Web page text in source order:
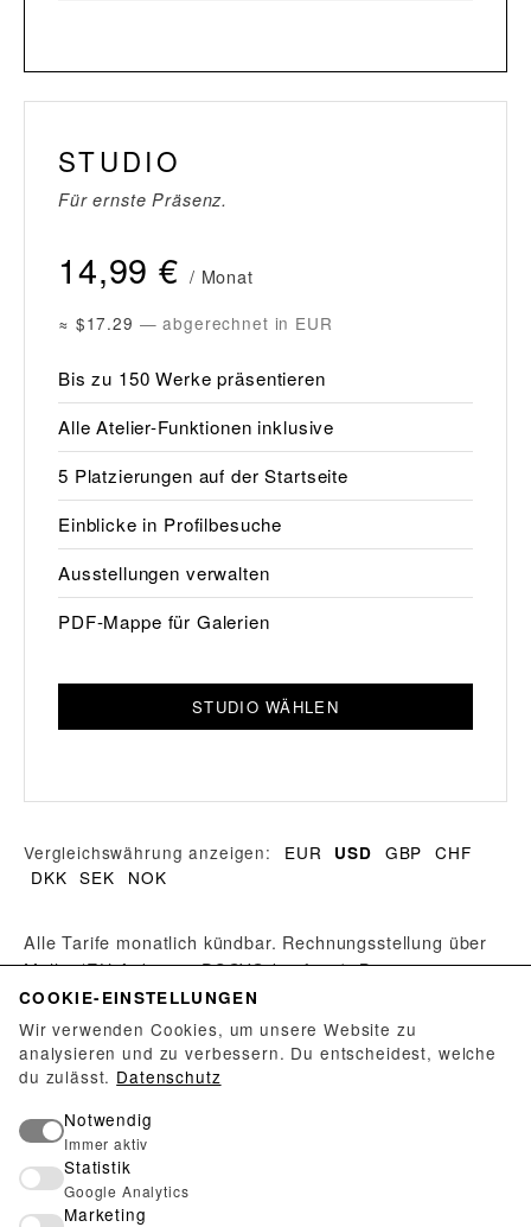
STUDIO
Für ernste Präsenz.
14,99 € / Monat
≈ $17.29 — abgerechnet in EUR
Bis zu 150 Werke präsentieren
Alle Atelier-Funktionen inklusive
5 Platzierungen auf der Startseite
Einblicke in Profilbesuche
Ausstellungen verwalten
PDF-Mappe für Galerien
STUDIO WÄHLEN
Vergleichswährung anzeigen: EUR USD GBP
CHF
DKK SEK NOK
Alle Tarife monatlich kündbar. Rechnungsstellung über
Mollie (EU-Anbieter, DSGVO-konform). Beim
Tarifwechsel wird die Restlaufzeit des bezahlten
Zeitraums an die neue Periode angehängt — bezahlte
Tage gehen nicht verloren.
Du betreibst einen Ausstellungsort? Für Galerien,
Museen und Atelier-Kollektive gibt es ein kostenloses
Manager-Konto — ohne Abo.
COOKIE-EINSTELLUNGEN
Wir verwenden Cookies, um unsere Website zu
analysieren und zu verbessern. Du entscheidest, welche
du zulässt. Datenschutz
Notwendig
Immer aktiv
Statistik
Google Analytics
Marketing